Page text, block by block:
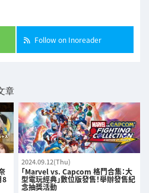
Follow on Inoreader
章
8
2024.09.12(Thu)
「Marvel vs. Capcom 格鬥合集：大
型電玩經典」數位版發售！舉辦發售紀
念抽獎活動